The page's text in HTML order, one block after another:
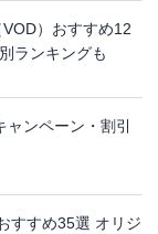
VOD）おすすめ12
ランキングも
ャンペーン・割引
すすめ35選 オリジ